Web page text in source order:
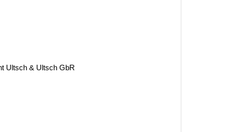
Ultsch & Ultsch GbR